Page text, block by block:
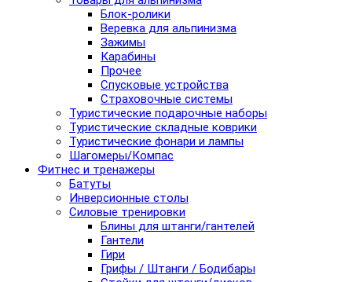
Блок-ролики
Веревка для альпинизма
Зажимы
Карабины
Прочее
Спусковые устройства
Страховочные системы
Туристические подарочные наборы
Туристические складные коврики
Туристические фонари и лампы
Шагомеры/Компас
Фитнес и тренажеры
Батуты
Инверсионные столы
Силовые тренировки
Блины для штанги/гантелей
Гантели
Гири
Грифы / Штанги / Бодибары